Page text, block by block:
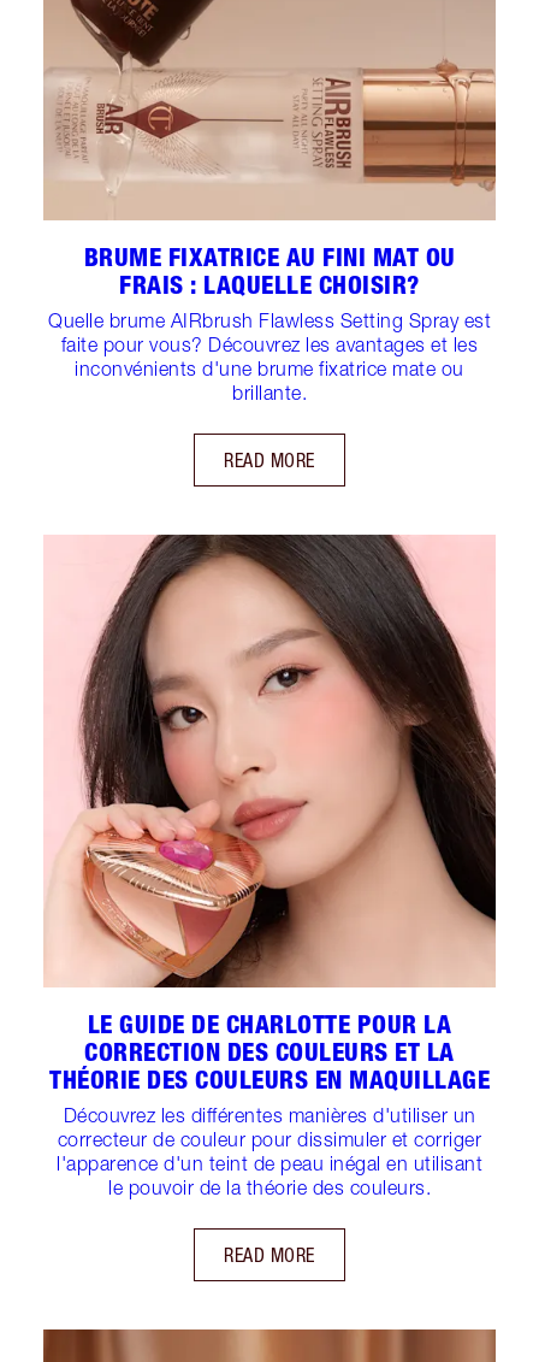
BRUME FIXATRICE AU FINI MAT OU
FRAIS : LAQUELLE CHOISIR?
Quelle brume AIRbrush Flawless Setting Spray est
faite pour vous? Découvrez les avantages et les
inconvénients d'une brume fixatrice mate ou
brillante.
READ MORE
LE GUIDE DE CHARLOTTE POUR LA
CORRECTION DES COULEURS ET LA
THÉORIE DES COULEURS EN MAQUILLAGE
Découvrez les différentes manières d'utiliser un
correcteur de couleur pour dissimuler et corriger
l'apparence d'un teint de peau inégal en utilisant
le pouvoir de la théorie des couleurs.
READ MORE